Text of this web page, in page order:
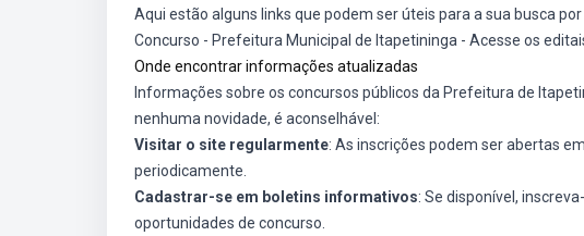
Aqui estão alguns links que podem ser úteis para a sua busca
Concurso - Prefeitura Municipal de Itapetininga - Acesse os
Onde encontrar informações atualizadas
Informações sobre os concursos públicos da Prefeitura de
nenhuma novidade, é aconselhável:
Visitar o site regularmente: As inscrições podem ser abertas
periodicamente.
Cadastrar-se em boletins informativos: Se disponível,
oportunidades de concurso.